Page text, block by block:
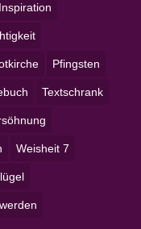
Inspiration
Pfingsten
Textschrank
Weisheit 7